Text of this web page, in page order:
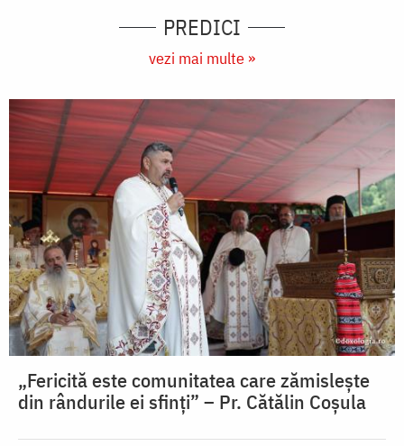
PREDICI
vezi mai multe »
„Fericită este comunitatea care zămislește
din rândurile ei sfinți” – Pr. Cătălin Coșula